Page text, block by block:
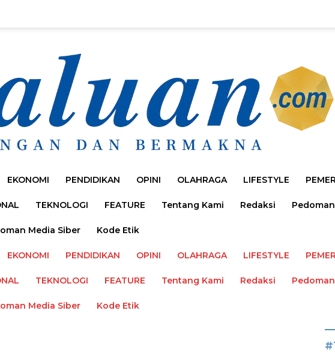
EKONOMI PENDIDIKAN OPINI OLAHRAGA LIFESTYLE
TEKNOLOGI FEATURE Tentang Kami Redaksi
Media Siber Kode Etik
EKONOMI PENDIDIKAN OPINI OLAHRAGA LIFESTYLE
TEKNOLOGI FEATURE Tentang Kami Redaksi
Media Siber Kode Etik